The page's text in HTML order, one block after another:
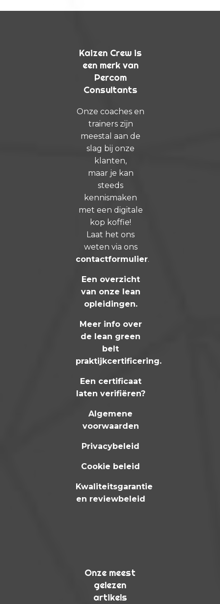
Kaizen Crew is
een merk van
Percom
Consultants
Onze coaches en
trainers zijn
meestal aan de
slag bij onze
klanten,
maar je kan
steeds
kennismaken
met een digitale
kop koffie!
Laat het ons
weten via ons
contactformulier.
Een overzicht
van onze lean
opleidingen.
Meer info over
de lean green
belt
praktijkcertificering.
Een certificaat
laten verifiëren?
Algemene
voorwaarden
Privacybeleid
Cookie beleid
Kwaliteitsgarantie
en reviewbeleid
Onze meest
gelezen
artikels